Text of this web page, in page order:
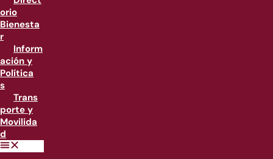
orio
Bienesta
r
Inform
ación y
Política
s
Trans
porte y
Movilida
d